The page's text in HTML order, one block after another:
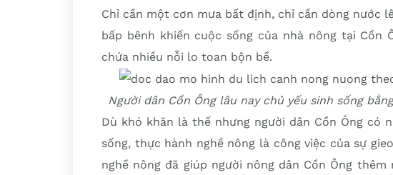
Chỉ cần một cơn mưa bất định, chỉ cần dòng nước
bấp bênh khiến cuộc sống của nhà nông tại Cồn
chứa nhiều nỗi lo toan bộn bề.
Người dân Cồn Ông lâu nay chủ yếu sinh sống
Dù khó khăn là thế nhưng người dân Cồn Ông có
sống, thực hành nghề nông là công việc của sự
nghề nông đã giúp người nông dân Cồn Ông